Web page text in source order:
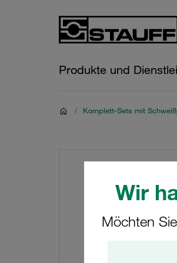
Wir
Möchten
Produkte und
/ Komplett-Sets mit